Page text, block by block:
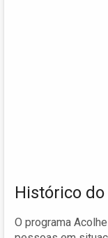
Histórico
O programa